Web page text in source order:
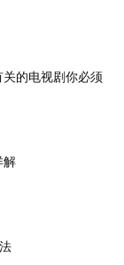
关的电视剧你必须
解